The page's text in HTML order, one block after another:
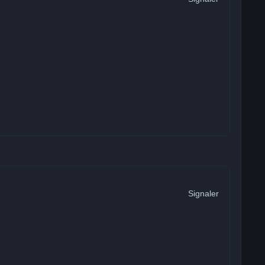
Signaler